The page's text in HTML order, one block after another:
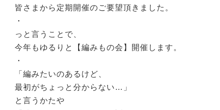
皆さまから定期開催のご要望頂きました。
・
っと言うことで、
今年もゆるりと【編みもの会】開催します。
・
「編みたいのあるけど、
最初がちょっと分からない…」
と言うかたや